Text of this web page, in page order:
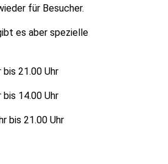
für Besucher.
es aber spezielle
bis 21.00 Uhr
bis 14.00 Uhr
bis 21.00 Uhr